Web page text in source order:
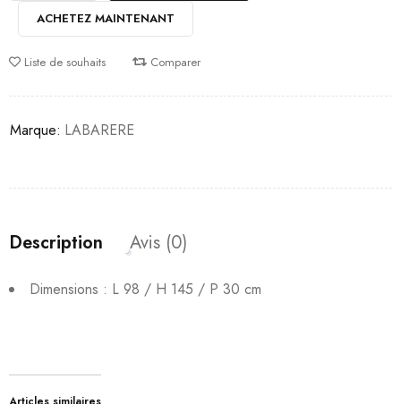
ACHETEZ MAINTENANT
Liste de souhaits Comparer
Marque: LABARERE
Description Avis (0)
Dimensions : L 98 / H 145 / P 30 cm